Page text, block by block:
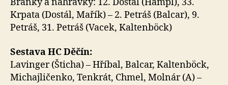
Branky a nahrávky: 12. Dostál (Hampl), 33.
Krpata (Dostál, Mařík) – 2. Petráš (Balcar), 9.
Petráš, 31. Petráš (Vacek, Kaltenböck)
Sestava HC Děčín:
Lavinger (Šticha) – Hříbal, Balcar, Kaltenböck,
Michajličenko, Tenkrát, Chmel, Molnár (A) –